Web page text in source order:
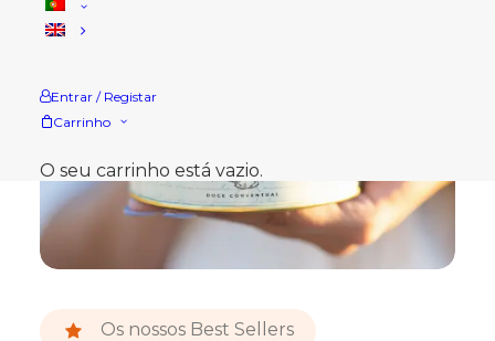
Entrar / Registar
Carrinho
O seu carrinho está vazio.
Os nossos Best Sellers